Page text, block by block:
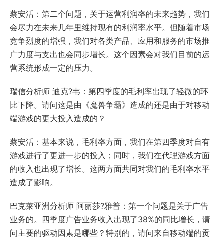
蔡安活：第二个问题，关于运营利润率的未来趋势，我们
会尽力在未来几年里维持现有的利润率水平。但随着市场
竞争烈度的增强，我们对各类产品、应用和服务的市场推
广力度与支出也会同步增长。这个因素会对我们目前的运
营系统形成一定的压力。
瑞信分析师 迪克?韦：第四季度的毛利率出现了轻微的环
比下降。请问这是由《魔兽争霸》造成的还是由于对移动
端游戏的更大投入造成的？
蔡安活：基本来说，毛利率方面，我们在第四季度对自有
游戏进行了更进一步的投入；同时，我们在代理游戏方面
的收入也出现了增长。这两方面共同对我们的毛利率水平
造成了影响。
巴克莱亚洲分析师 阿丽莎?雅普：第一个问题是关于广告
业务的。四季度广告业务收入出现了38%的同比增长，请
问主要的驱动因素是哪些？特别的，请问来自移动端的贡